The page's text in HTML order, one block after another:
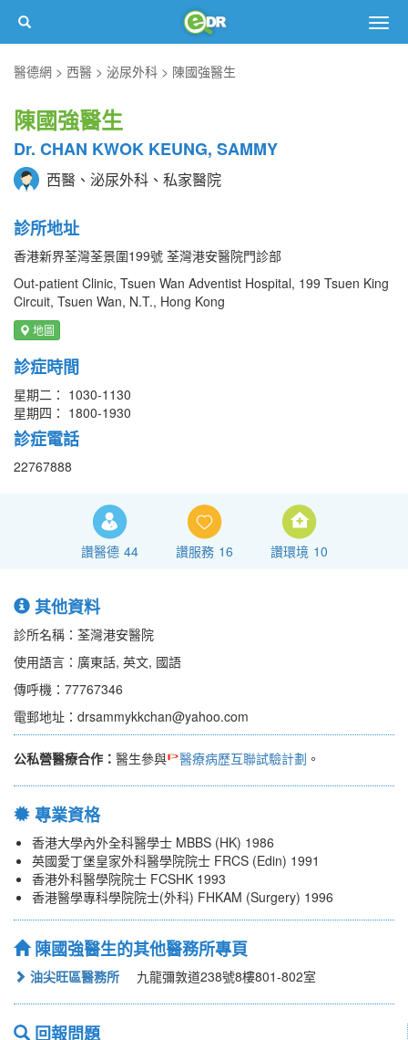
醫德網
西醫 泌尿外科 陳國強醫生
陳國強醫生
Dr. CHAN KWOK KEUNG, SAMMY
西醫、泌尿外科、私家醫院
診所地址
香港新界荃灣荃景圍199號 荃灣港安醫院門診部
Out-patient Clinic, Tsuen Wan Adventist Hospital, 199 Tsuen King
Circuit, Tsuen Wan, N.T., Hong Kong
地圖
診症時間
星期二： 1030-1130
星期四： 1800-1930
診症電話
22767888
讚醫德 44 讚服務 16 讚環境 10
其他資料
診所名稱：荃灣港安醫院
使用語言：廣東話, 英文, 國語
傳呼機：77767346
電郵地址：drsammykkchan@yahoo.com
公私營醫療合作： 醫生參與 醫療病歷互聯試驗計劃 。
專業資格
香港大學內外全科醫學士 MBBS (HK) 1986
英國愛丁堡皇家外科醫學院院士 FRCS (Edin) 1991
香港外科醫學院院士 FCSHK 1993
香港醫學專科學院院士(外科) FHKAM (Surgery) 1996
陳國強醫生的其他醫務所專頁
油尖旺區醫務所 九龍彌敦道238號8樓801-802室
回報問題